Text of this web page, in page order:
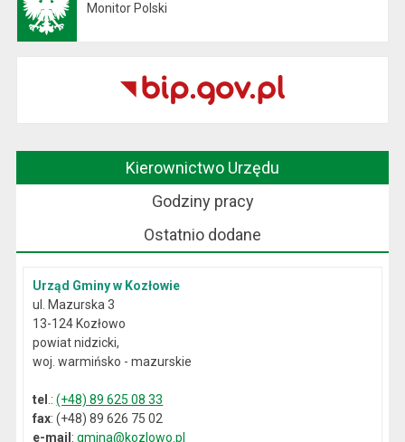
Monitor Polski
Kierownictwo Urzędu
Godziny pracy
Ostatnio dodane
Urząd Gminy w Kozłowie
ul. Mazurska 3
13-124 Kozłowo
powiat nidzicki,
woj. warmińsko - mazurskie
tel .:(+48) 89 625 08 33
fax: (+48) 89 626 75 02
e-mail:gmina@kozlowo.pl